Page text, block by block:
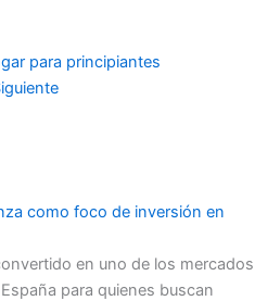
para principiantes
como foco de inversión en
en uno de los mercados
para quienes buscan